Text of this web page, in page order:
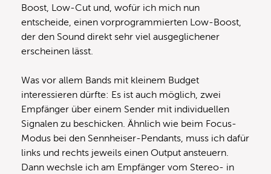
Boost, Low-Cut und, wofür ich mich nun
entscheide, einen vorprogrammierten Low-Boost,
der den Sound direkt sehr viel ausgeglichener
erscheinen lässt.
Was vor allem Bands mit kleinem Budget
interessieren dürfte: Es ist auch möglich, zwei
Empfänger über einem Sender mit individuellen
Signalen zu beschicken. Ähnlich wie beim Focus-
Modus bei den Sennheiser-Pendants, muss ich dafür
links und rechts jeweils einen Output ansteuern.
Dann wechsle ich am Empfänger vom Stereo- in